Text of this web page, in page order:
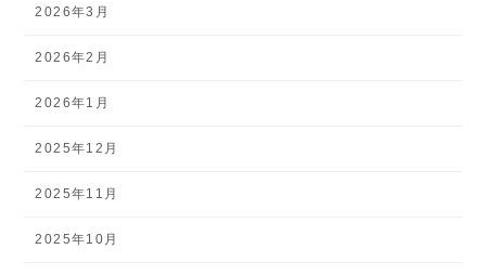
2026年3月
2026年2月
2026年1月
2025年12月
2025年11月
2025年10月